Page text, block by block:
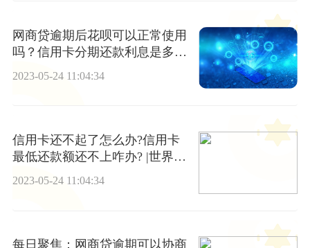
网商贷逾期后花呗可以正常使用
吗？信用卡分期还款利息是多
2023-05-24 11:04:34
信用卡还不起了怎么办?信用卡
最低还款额还不上咋办? |世界速
看
2023-05-24 11:04:34
每日聚焦：网商贷逾期可以协商